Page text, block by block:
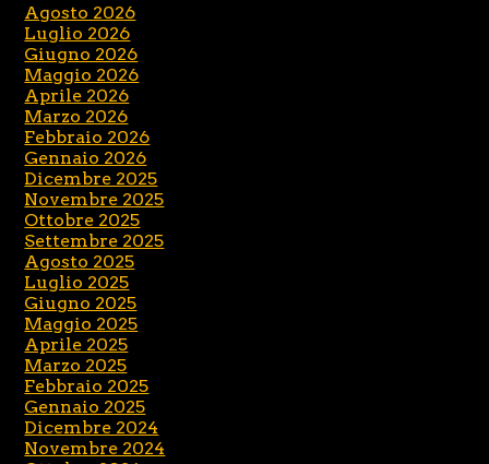
Agosto 2026
Luglio 2026
Giugno 2026
Maggio 2026
Aprile 2026
Marzo 2026
Febbraio 2026
Gennaio 2026
Dicembre 2025
Novembre 2025
Ottobre 2025
Settembre 2025
Agosto 2025
Luglio 2025
Giugno 2025
Maggio 2025
Aprile 2025
Marzo 2025
Febbraio 2025
Gennaio 2025
Dicembre 2024
Novembre 2024